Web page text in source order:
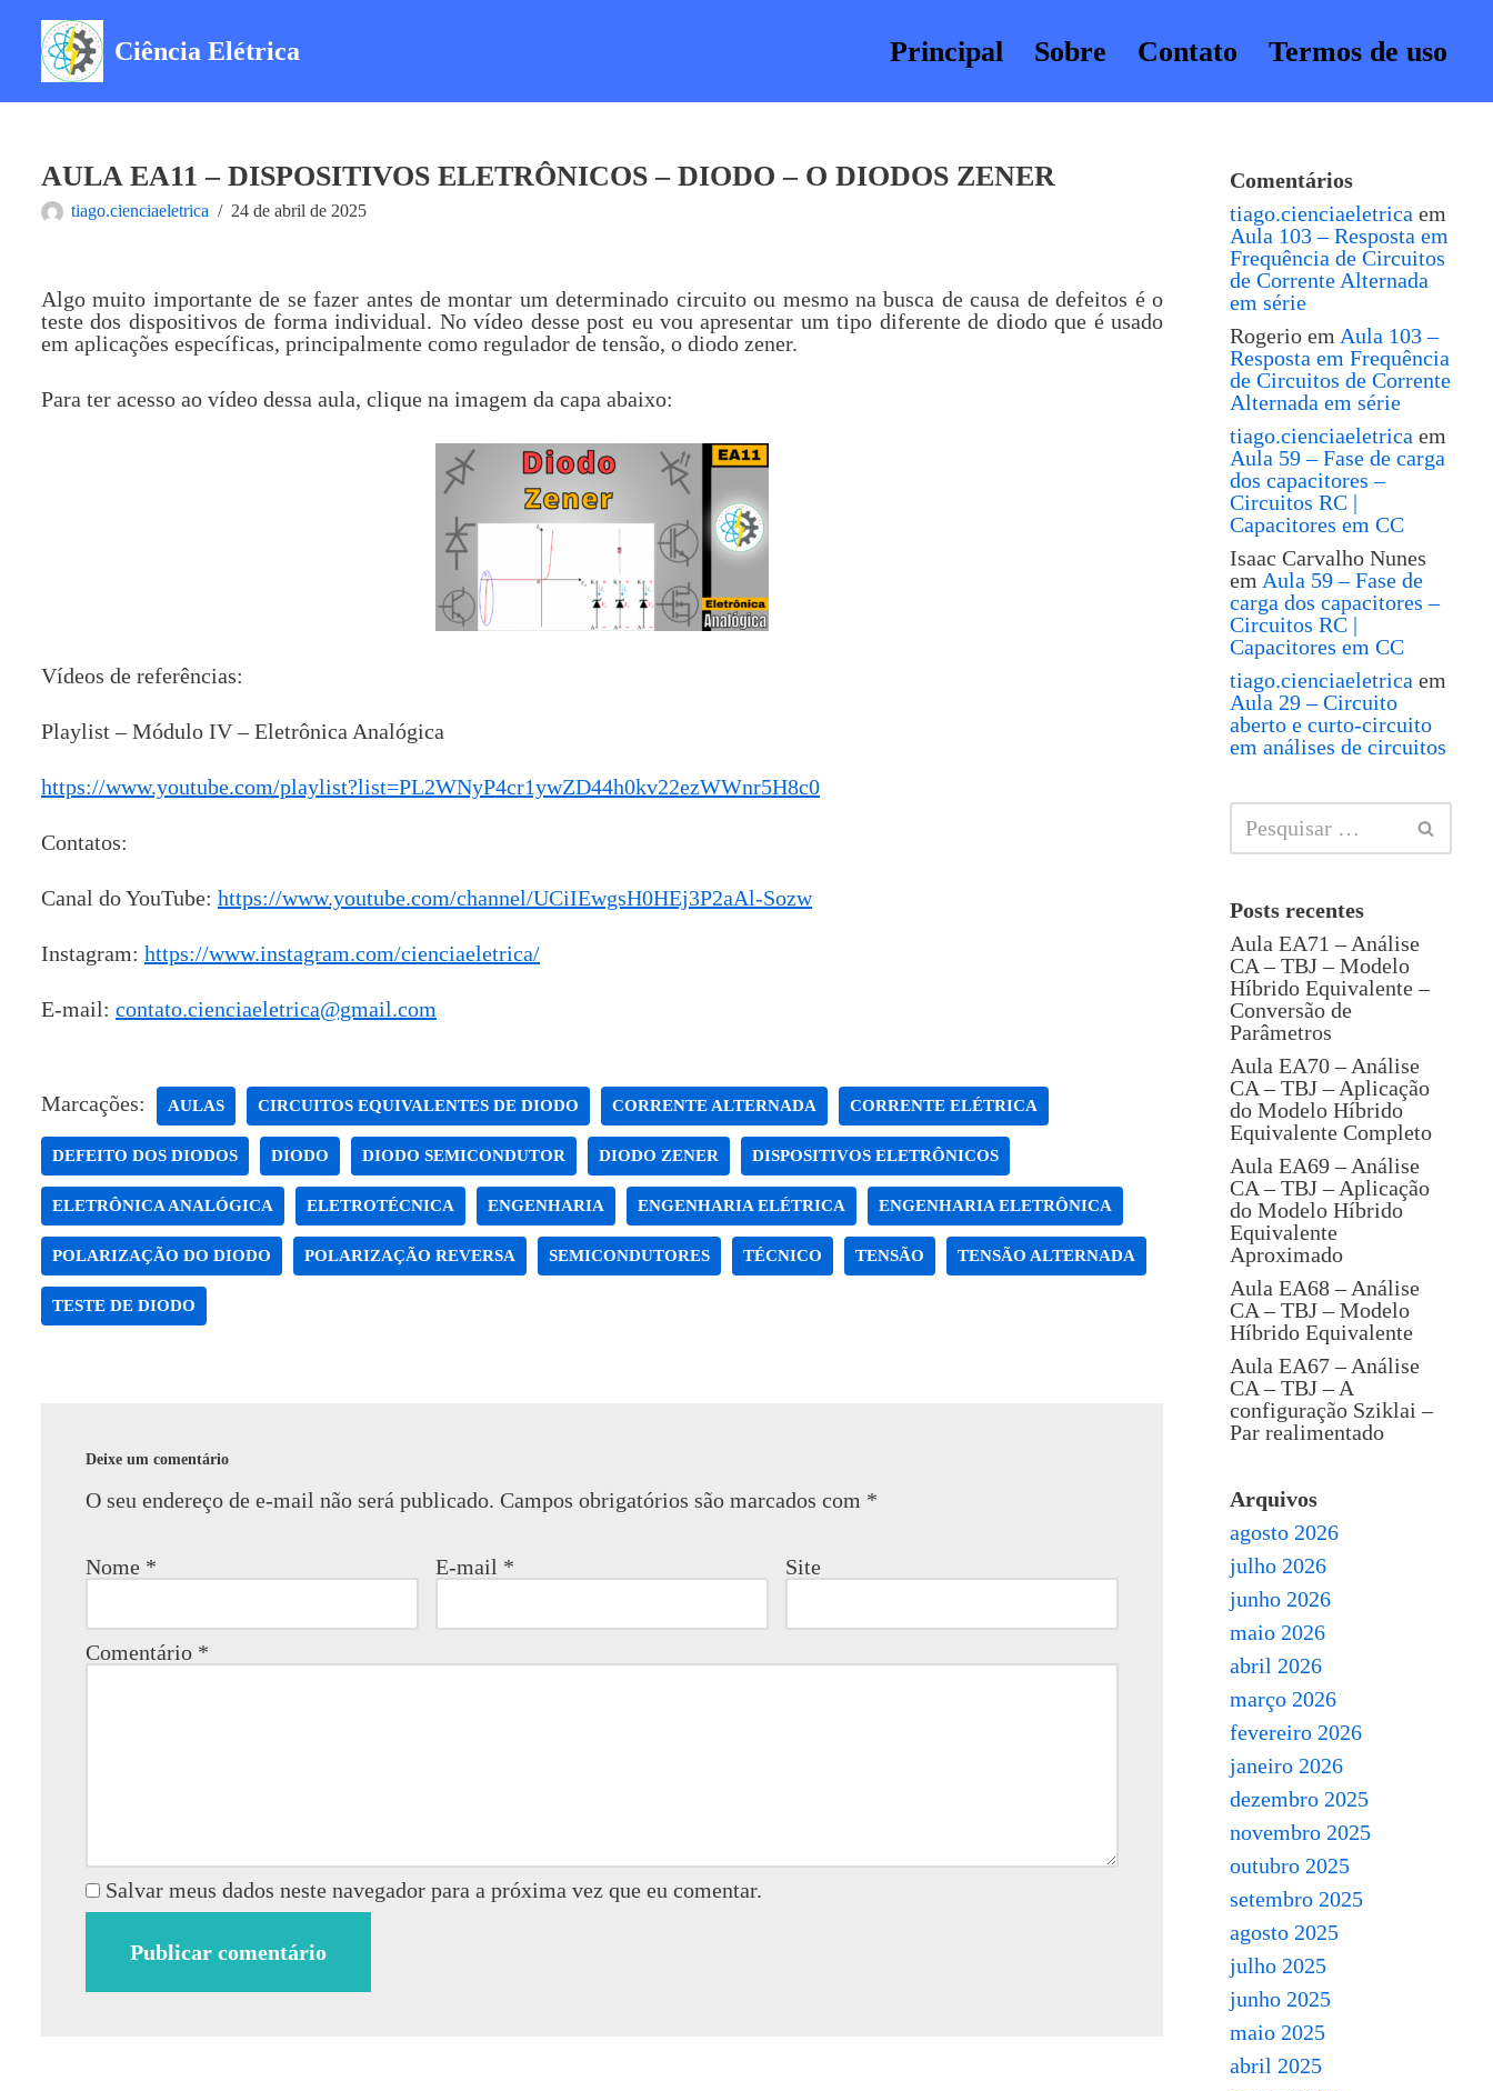
Pular
para
o
Ciência Elétrica Principal Sobre Contato Termos de uso
AULA EA11 – DISPOSITIVOS ELETRÔNICOS – DIODO – O DIODOS ZENER
tiago.cienciaeletrica 24 de abril de 2025
Algo muito importante de se fazer antes de montar um determinado circuito ou mesmo na busca de causa de defeitos é o
teste dos dispositivos de forma individual. No vídeo desse post eu vou apresentar um tipo diferente de diodo que é usado
em aplicações específicas, principalmente como regulador de tensão, o diodo zener.
Para ter acesso ao vídeo dessa aula, clique na imagem da capa abaixo:
Vídeos de referências:
Playlist – Módulo IV – Eletrônica Analógica
https://www.youtube.com/playlist?list=PL2WNyP4cr1ywZD44h0kv22ezWWnr5H8c0
Contatos:
Canal do YouTube: https://www.youtube.com/channel/UCiIEwgsH0HEj3P2aAl-Sozw
Instagram: https://www.instagram.com/cienciaeletrica/
E-mail: contato.cienciaeletrica@gmail.com
Marcações: AULAS CIRCUITOS EQUIVALENTES DE DIODO CORRENTE ALTERNADA CORRENTE ELÉTRICA
DEFEITO DOS DIODOS DIODO DIODO SEMICONDUTOR DIODO ZENER DISPOSITIVOS ELETRÔNICOS
ELETRÔNICA ANALÓGICA ELETROTÉCNICA ENGENHARIA ENGENHARIA ELÉTRICA ENGENHARIA ELETRÔNICA
POLARIZAÇÃO DO DIODO POLARIZAÇÃO REVERSA SEMICONDUTORES TÉCNICO TENSÃO TENSÃO ALTERNADA
TESTE DE DIODO
Deixe um comentário
O seu endereço de e-mail não será publicado. Campos obrigatórios são marcados com *
Nome * E-mail * Site
Comentário *
Salvar meus dados neste navegador para a próxima vez que eu comentar.
Comentários
tiago.cienciaeletrica em
Aula 103 – Resposta em
Frequência de Circuitos
de Corrente Alternada
em série
Rogerio em Aula 103 –
Resposta em Frequência
de Circuitos de Corrente
Alternada em série
tiago.cienciaeletrica em
Aula 59 – Fase de carga
dos capacitores –
Circuitos RC |
Capacitores em CC
Isaac Carvalho Nunes
em Aula 59 – Fase de
carga dos capacitores –
Circuitos RC |
Capacitores em CC
tiago.cienciaeletrica em
Aula 29 – Circuito
aberto e curto-circuito
em análises de circuitos
Posts recentes
Aula EA71 – Análise
CA – TBJ – Modelo
Híbrido Equivalente –
Conversão de
Parâmetros
Aula EA70 – Análise
CA – TBJ – Aplicação
do Modelo Híbrido
Equivalente Completo
Aula EA69 – Análise
CA – TBJ – Aplicação
do Modelo Híbrido
Equivalente
Aproximado
Aula EA68 – Análise
CA – TBJ – Modelo
Híbrido Equivalente
Aula EA67 – Análise
CA – TBJ – A
configuração Sziklai –
Par realimentado
Arquivos
agosto 2026
julho 2026
junho 2026
maio 2026
abril 2026
março 2026
fevereiro 2026
janeiro 2026
dezembro 2025
novembro 2025
outubro 2025
setembro 2025
agosto 2025
julho 2025
junho 2025
maio 2025
abril 2025